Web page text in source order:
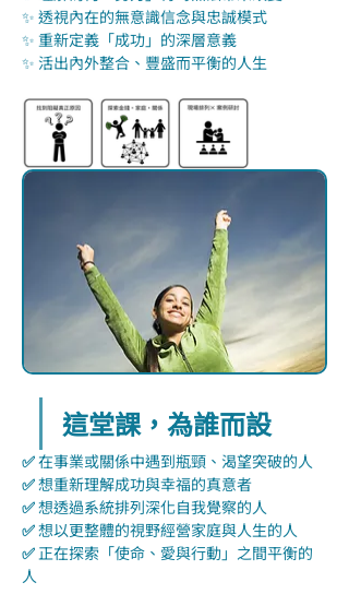
✨ 透視內在的無意識信念與忠誠模式
✨ 重新定義「成功」的深層意義
✨ 活出內外整合、豐盛而平衡的人生
這堂課，為誰而設
✅ 在事業或關係中遇到瓶頸、渴望突破的人
✅ 想重新理解成功與幸福的真意者
✅ 想透過系統排列深化自我覺察的人
✅ 想以更整體的視野經營家庭與人生的人
✅ 正在探索「使命、愛與行動」之間平衡的
人